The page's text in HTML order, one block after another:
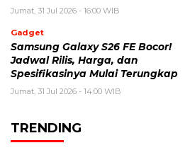
Jumat, 31 Jul 2026 - 16:00 WIB
Gadget
Samsung Galaxy S26 FE Bocor!
Jadwal Rilis, Harga, dan
Spesifikasinya Mulai Terungkap
Jumat, 31 Jul 2026 - 14:00 WIB
TRENDING